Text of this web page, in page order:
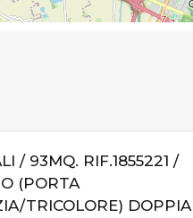
/ 93MQ. RIF.1855221 /
(PORTA
TRICOLORE) DOPPIA